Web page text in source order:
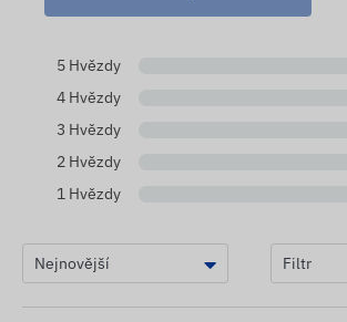
5 Hvězdy
4 Hvězdy
3 Hvězdy
2 Hvězdy
1 Hvězdy